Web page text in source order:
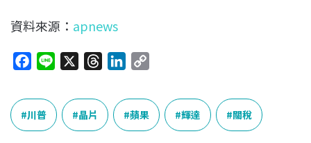
資料來源： apnews
c
e
b
e
e
a
n
k
e
p
L
川普 晶片 蘋果 輝達 關稅